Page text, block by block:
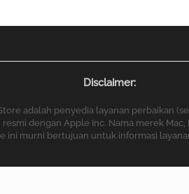
Disclaimer:
adalah penyedia layanan perbaikan
dengan Apple Inc. Nama merek
ini murni bertujuan untuk informasi